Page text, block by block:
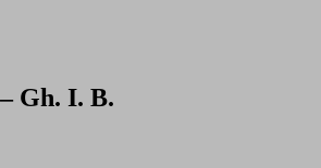
Gh. I. B.